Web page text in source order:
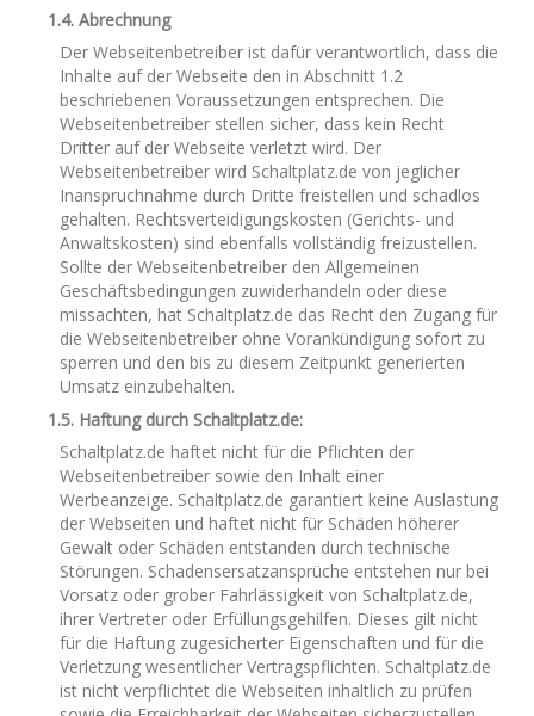
1.4. Abrechnung
Der Webseitenbetreiber ist dafür verantwortlich, dass die
Inhalte auf der Webseite den in Abschnitt 1.2
beschriebenen Voraussetzungen entsprechen. Die
Webseitenbetreiber stellen sicher, dass kein Recht
Dritter auf der Webseite verletzt wird. Der
Webseitenbetreiber wird Schaltplatz.de von jeglicher
Inanspruchnahme durch Dritte freistellen und schadlos
gehalten. Rechtsverteidigungskosten (Gerichts- und
Anwaltskosten) sind ebenfalls vollständig freizustellen.
Sollte der Webseitenbetreiber den Allgemeinen
Geschäftsbedingungen zuwiderhandeln oder diese
missachten, hat Schaltplatz.de das Recht den Zugang für
die Webseitenbetreiber ohne Vorankündigung sofort zu
sperren und den bis zu diesem Zeitpunkt generierten
Umsatz einzubehalten.
1.5. Haftung durch Schaltplatz.de:
Schaltplatz.de haftet nicht für die Pflichten der
Webseitenbetreiber sowie den Inhalt einer
Werbeanzeige. Schaltplatz.de garantiert keine Auslastung
der Webseiten und haftet nicht für Schäden höherer
Gewalt oder Schäden entstanden durch technische
Störungen. Schadensersatzansprüche entstehen nur bei
Vorsatz oder grober Fahrlässigkeit von Schaltplatz.de,
ihrer Vertreter oder Erfüllungsgehilfen. Dieses gilt nicht
für die Haftung zugesicherter Eigenschaften und für die
Verletzung wesentlicher Vertragspflichten. Schaltplatz.de
ist nicht verpflichtet die Webseiten inhaltlich zu prüfen